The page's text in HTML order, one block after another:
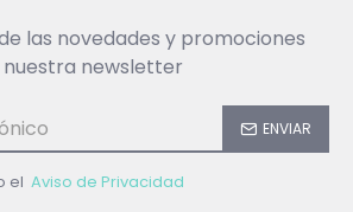
las novedades y promociones
newsletter
ENVIAR
el Aviso de Privacidad